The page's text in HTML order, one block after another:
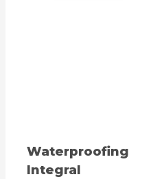
Waterproofing
Integral